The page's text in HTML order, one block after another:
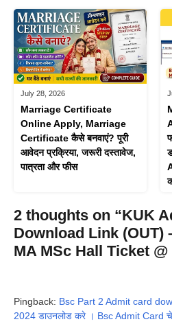
July 28, 2026
Marriage Certificate
Online Apply, Marriage
Certificate कैसे बनवाएं? पूरी
आवेदन प्रक्रिया, जरूरी दस्तावेज,
पात्रता और फीस
2 thoughts on “KUK
Download Link (OUT)
MA MSc Hall Ticket
Pingback: Bsc Part 2 Admit card
2024 डाउनलोड करे । Bsc Admit Card